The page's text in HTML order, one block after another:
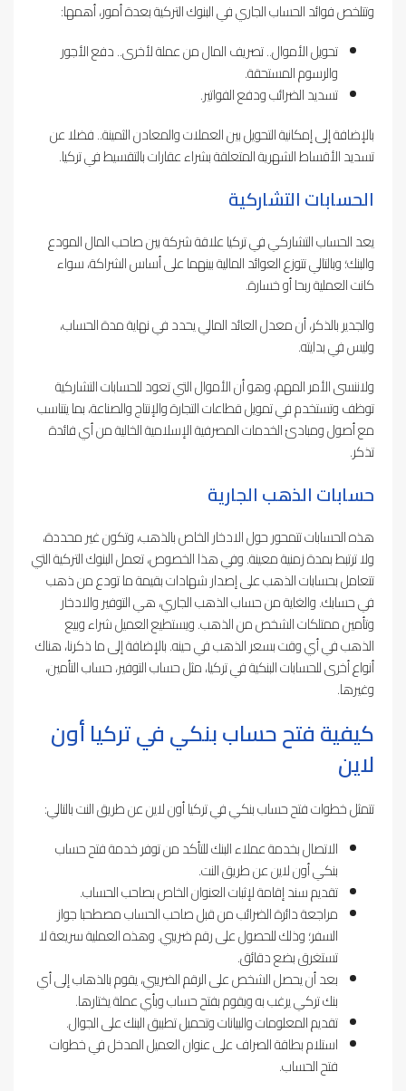
وتتلخص فوائد الحساب الجاري في البنوك التركية بعدة أمور، أهمها:
تحويل الأموال.. تصريف المال من عملة لأخرى.. دفع الأجور
والرسوم المستحقة.
تسديد الضرائب ودفع الفواتير.
بالإضافة إلى إمكانية التحويل بين العملات والمعادن الثمينة.. فضلا عن
تسديد الأقساط الشهرية المتعلقة بشراء عقارات بالتقسيط في تركيا.
الحسابات التشاركية
يعد الحساب التشاركي في تركيا علاقة شركة بين صاحب المال المودع
والبنك؛ وبالتالي تتوزع العوائد المالية بينهما على أساس الشراكة، سواء
كانت العملية ربحا أو خسارة.
والجدير بالذكر، أن معدل العائد المالي يحدد في نهاية مدة الحساب،
وليس في بدايته.
ولاننسى الأمر المهم، وهو أن الأموال التي تعود للحسابات التشاركية
توظف وتستخدم في تمويل قطاعات التجارة والإنتاج والصناعة، بما يتناسب
مع أصول ومبادئ الخدمات المصرفية الإسلامية الخالية من أي فائدة
تذكر.
حسابات الذهب الجارية
هذه الحسابات تتمحور حول الادخار الخاص بالذهب، وتكون غير محددة،
ولا ترتبط بمدة زمنية معينة. وفي هذا الخصوص، تعمل البنوك التركية التي
تتعامل بحسابات الذهب على إصدار شهادات بقيمة ما تودع من ذهب
في حسابك. والغاية من حساب الذهب الجاري، هي التوفير والادخار
وتأمين ممتلكات الشخص من الذهب. ويستطيع العميل شراء وبيع
الذهب في أي وقت بسعر الذهب في حينه. بالإضافة إلى ما ذكرنا، هناك
أنواع أخرى للحسابات البنكية في تركيا، مثل حساب التوفير، حساب التأمين،
وغيرها.
كيفية فتح حساب بنكي في تركيا أون
لاين
تتمثل خطوات فتح حساب بنكي في تركيا أون لاين عن طريق النت بالتالي:
الاتصال بخدمة عملاء البنك للتأكد من توفر خدمة فتح حساب
بنكي أون لاين عن طريق النت.
تقديم سند إقامة لإثبات العنوان الخاص بصاحب الحساب.
مراجعة دائرة الضرائب من قبل صاحب الحساب مصطحبا جواز
السفر؛ وذلك للحصول على رقم ضريبي. وهذه العملية سريعة لا
تستغرق بضع دقائق.
بعد أن يحصل الشخص على الرقم الضريبي، يقوم بالذهاب إلى أي
بنك تركي يرغب به ويقوم بفتح حساب وبأي عملة يختارها.
تقديم المعلومات والبيانات وتحميل تطبيق البنك على الجوال.
استلام بطاقة الصراف على عنوان العميل المدخل في خطوات
فتح الحساب.